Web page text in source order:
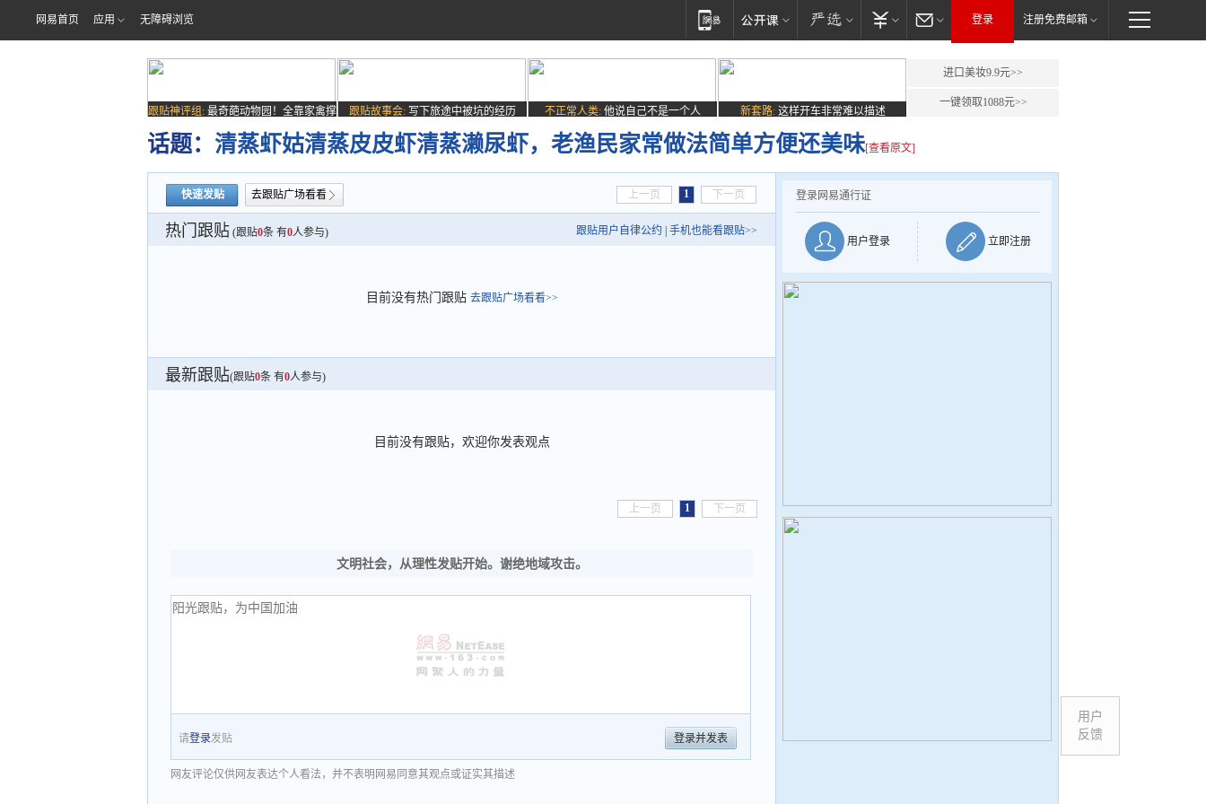
网易首页 应用 无障碍浏览 登录 注册免费邮箱
跟贴神评组: 最奇葩动物园！全靠家禽撑
场子
跟贴故事会: 写下旅途中被坑的经历 不正常人类: 他说自己不是一个人 新套路: 这样开车非常难以描述
进口美妆9.9元>>
一键领取1088元>>
话题： 清蒸虾姑清蒸皮皮虾清蒸濑尿虾，老渔民家常做法简单方便还美味[查看原文]
快速发贴 去跟贴广场看看 上一页 1 下一页
热门跟贴 (跟贴0条 有0人参与) 跟贴用户自律公约 手机也能看跟贴>>
目前没有热门跟贴 去跟贴广场看看>>
最新跟贴(跟贴0条 有0人参与)
目前没有跟贴，欢迎你发表观点
上一页 1 下一页
文明社会，从理性发贴开始。谢绝地域攻击。
请登录发贴 登录并发表
网友评论仅供网友表达个人看法，并不表明网易同意其观点或证实其描述
登录网易通行证
用户登录 立即注册
用户
反馈